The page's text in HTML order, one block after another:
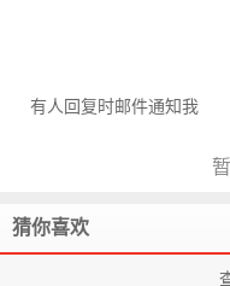
有人回复时邮件通知我
猜你喜欢